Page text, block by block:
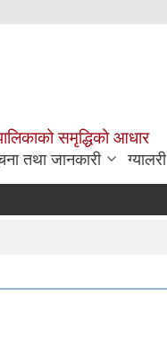
समृद्धिको आधार
तथा जानकारी ग्यालरी